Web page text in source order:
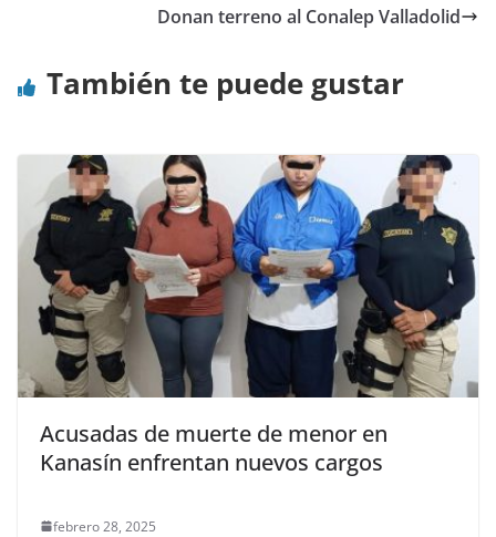
Donan terreno al Conalep Valladolid
También te puede gustar
Acusadas de muerte de menor en
Kanasín enfrentan nuevos cargos
febrero 28, 2025